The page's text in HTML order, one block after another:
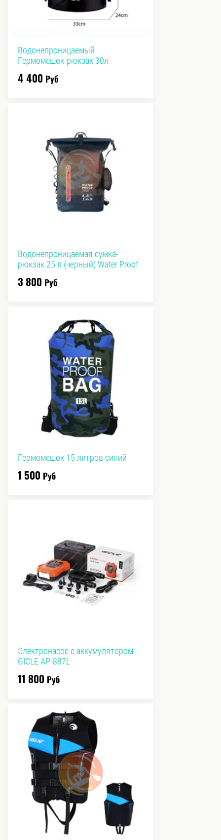
Водонепроницаемый
Гермомешок-рюкзак 30л
4 400 Руб
Водонепроницаемая сумка-
рюкзак 25 л (черный) Water Proof
3 800 Руб
Гермомешок 15 литров синий
1 500 Руб
Электронасос с аккумулятором
GICLE AP-887L
11 800 Руб